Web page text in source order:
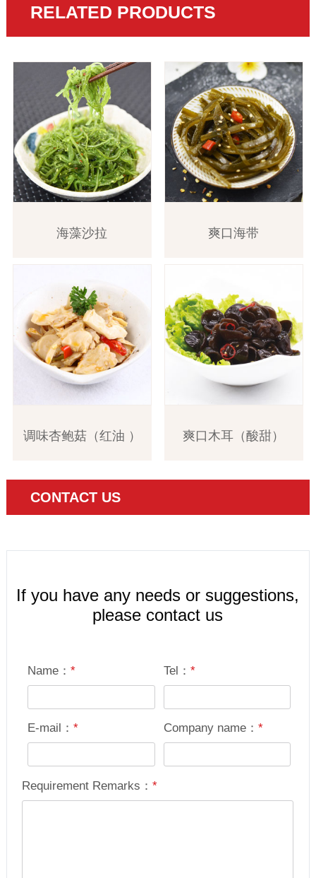
RELATED PRODUCTS
海藻沙拉 爽口海带
调味杏鲍菇（红油 ） 爽口木耳（酸甜）
CONTACT US
If you have any needs or suggestions,
please contact us
Name：* Tel： *
E-mail：* Company name： *
Requirement Remarks：*